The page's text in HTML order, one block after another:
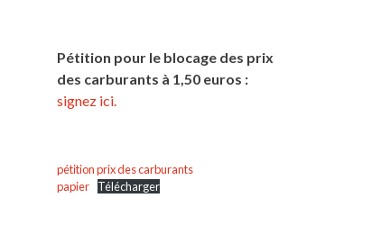
Pétition pour le blocage des prix
des carburants à 1,50 euros :
signez ici.
pétition prix des carburants
papier
Télécharger